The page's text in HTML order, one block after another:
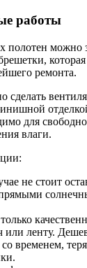
работы
полотен можно
ремонта.
сделать
для
влаги.
не стоит
или ленту.
со временем,